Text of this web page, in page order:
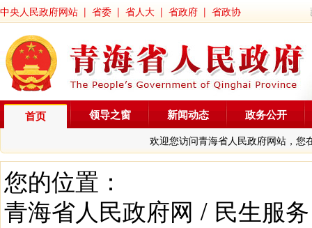
中央人民政府网站 | 省委 | 省人大 | 省政府 | 省政协
首页
欢迎您访问青海省人民政府网站，您
领导之窗 新闻动态 政务公开
您的位置：
青海省人民政府网 / 民生服务